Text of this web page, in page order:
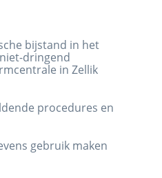
bijstand in het
dringend
in Zellik
procedures en
gebruik maken